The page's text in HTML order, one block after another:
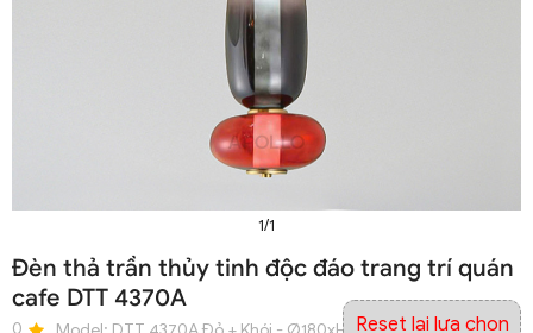
1/1
Đèn thả trần thủy tinh độc đáo trang trí quán
cafe DTT 4370A
Reset lại lựa chọn